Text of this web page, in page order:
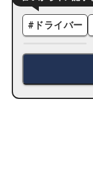
# ドライバー